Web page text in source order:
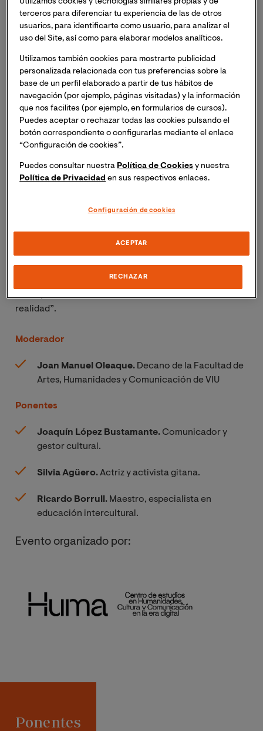
lugar las I Jornadas Discursos de Odio: Mesa Redonda
“El racismo normalizado: el caso del pueblo gitano”.
Inscripción necesaria. Recibirás el mismo día del
En esta Mesa Redonda vamos a centrarnos en el pueblo
gitano, una comunidad queexplica una parte relevante
de la historia de España y Europa desde hace
seiscientos años, y también está presente en América
Latina. Sin embargo, crece como diana del micro-
racismo y del racismo explícito, sin que se considere
muchas veces que está discriminado. ¿Cómo es posible
que no cesen los discursos de odio hacia una minoría
¿Han contribuido internet, los medios y las redes
Se trata de la cuarta y última mesa desarrollada en el
marco de las Jornadas HUMA inauguradas el pasado 28
realidad”.
Moderador
Joan Manuel Oleaque. Decano de la Facultad de
Artes, Humanidades y Comunicación de VIU
Ponentes
Joaquín López Bustamante. Comunicador y
gestor cultural.
Silvia Agüero.Actriz y activista gitana.
Ricardo Borrull. Maestro, especialista en
educación intercultural.
Evento organizado por:
Ponentes
Utilizamos cookies y tecnologías similares propias y de
terceros para diferenciar tu experiencia de las de otros
usuarios, para identificarte como usuario, para analizar el
uso del Site, así como para elaborar modelos analíticos.
Utilizamos también cookies para mostrarte publicidad
personalizada relacionada con tus preferencias sobre la
base de un perfil elaborado a partir de tus hábitos de
navegación (por ejemplo, páginas visitadas) y la información
que nos facilites (por ejemplo, en formularios de cursos).
Puedes aceptar o rechazar todas las cookies pulsando el
botón correspondiente o configurarlas mediante el enlace
“Configuración de cookies”.
Puedes consultar nuestra Política de Cookies y nuestra
Política de Privacidad en sus respectivos enlaces.
Configuración de cookies
RECHAZAR
ACEPTAR